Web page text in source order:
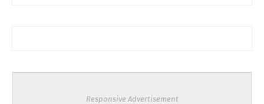
Responsive Advertisement